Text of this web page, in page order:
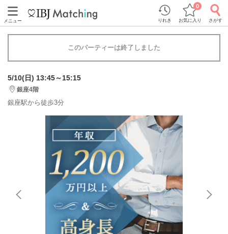
メニュー りれき お気に入り
0
さがす
このパーティーは終了しました
5/10(日) 13:45～15:15
銀座4階
銀座駅から徒歩3分